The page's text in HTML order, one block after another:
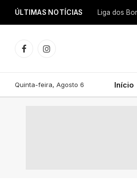
ÚLTIMAS NOTÍCIAS
FacebookInstagram
Quinta-feira, Agosto 6 Início